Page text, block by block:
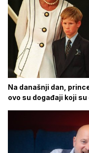
Na današnji dan,
ovo su događaji koji